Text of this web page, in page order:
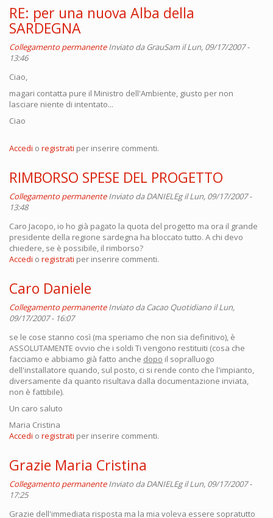
RE: per una nuova Alba della
SARDEGNA
Collegamento permanente Inviato daGrauSamil Lun, 09/17/2007 -
13:46
Ciao,
magari contatta pure il Ministro dell'Ambiente, giusto per non
lasciare niente di intentato...
Ciao
Accedi o registrati per inserire commenti.
RIMBORSO SPESE DEL PROGETTO
Collegamento permanente Inviato daDANIELEgil Lun, 09/17/2007 -
13:48
Caro Jacopo, io ho già pagato la quota del progetto ma ora il grande
presidente della regione sardegna ha bloccato tutto. A chi devo
chiedere, se è possibile, il rimborso?
Accedi o registrati per inserire commenti.
Caro Daniele
Collegamento permanente Inviato daCacao Quotidiano il Lun,
09/17/2007 - 16:07
se le cose stanno così (ma speriamo che non sia definitivo), è
ASSOLUTAMENTE ovvio che i soldi Ti vengono restituiti (cosa che
facciamo e abbiamo già fatto anche dopo il sopralluogo
dell'installatore quando, sul posto, ci si rende conto che l'impianto,
diversamente da quanto risultava dalla documentazione inviata,
non è fattibile).
Un caro saluto
Maria Cristina
Accedi o registrati per inserire commenti.
Grazie Maria Cristina
Collegamento permanente Inviato daDANIELEgil Lun, 09/17/2007 -
17:25
Grazie dell'immediata risposta ma la mia voleva essere sopratutto